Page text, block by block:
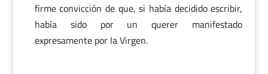
firme convicción de que, si había decidido escribir,
había sido por un querer manifestado
expresamente por la Virgen.